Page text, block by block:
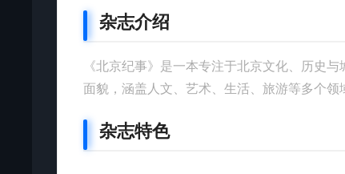
杂志介绍
《北京纪事》是一本专注于北京文化、历史
面貌，涵盖人文、艺术、生活、旅游等多个领
杂志特色